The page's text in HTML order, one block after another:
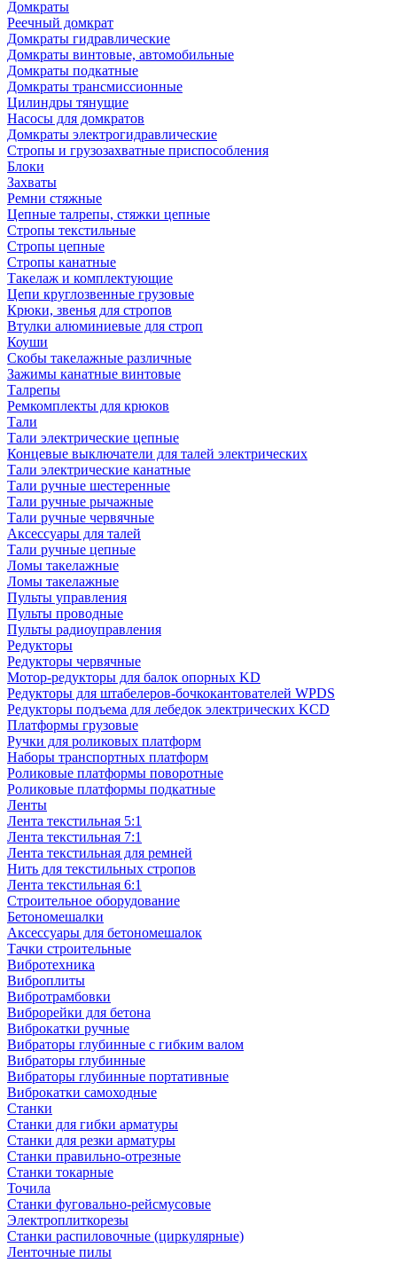
Домкраты
Реечный домкрат
Домкраты гидравлические
Домкраты винтовые, автомобильные
Домкраты подкатные
Домкраты трансмиссионные
Цилиндры тянущие
Насосы для домкратов
Домкраты электрогидравлические
Стропы и грузозахватные приспособления
Блоки
Захваты
Ремни стяжные
Цепные талрепы, стяжки цепные
Стропы текстильные
Стропы цепные
Стропы канатные
Такелаж и комплектующие
Цепи круглозвенные грузовые
Крюки, звенья для стропов
Втулки алюминиевые для строп
Коуши
Скобы такелажные различные
Зажимы канатные винтовые
Талрепы
Ремкомплекты для крюков
Тали
Тали электрические цепные
Концевые выключатели для талей электрических
Тали электрические канатные
Тали ручные шестеренные
Тали ручные рычажные
Тали ручные червячные
Аксессуары для талей
Тали ручные цепные
Ломы такелажные
Ломы такелажные
Пульты управления
Пульты проводные
Пульты радиоуправления
Редукторы
Редукторы червячные
Мотор-редукторы для балок опорных KD
Редукторы для штабелеров-бочкокантователей WPDS
Редукторы подъема для лебедок электрических KCD
Платформы грузовые
Ручки для роликовых платформ
Наборы транспортных платформ
Роликовые платформы поворотные
Роликовые платформы подкатные
Ленты
Лента текстильная 5:1
Лента текстильная 7:1
Лента текстильная для ремней
Нить для текстильных стропов
Лента текстильная 6:1
Строительное оборудование
Бетономешалки
Аксессуары для бетономешалок
Тачки строительные
Вибротехника
Виброплиты
Вибротрамбовки
Виброрейки для бетона
Виброкатки ручные
Вибраторы глубинные с гибким валом
Вибраторы глубинные
Вибраторы глубинные портативные
Виброкатки самоходные
Станки
Станки для гибки арматуры
Станки для резки арматуры
Станки правильно-отрезные
Станки токарные
Точила
Станки фуговально-рейсмусовые
Электроплиткорезы
Станки распиловочные (циркулярные)
Ленточные пилы